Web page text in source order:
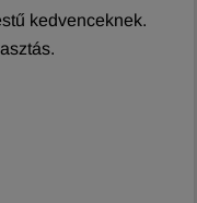
kedvenceknek.